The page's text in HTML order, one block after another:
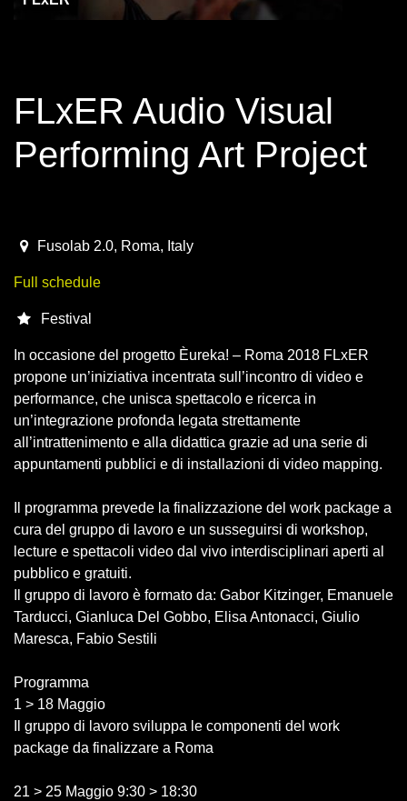
FLxER Audio Visual
Performing Art Project
2018-05-21T07:30:00.000Z|
Fusolab 2.0, Roma, Italy
Full schedule
Festival
In occasione del progetto Èureka! – Roma 2018 FLxER
propone un’iniziativa incentrata sull’incontro di video e
performance, che unisca spettacolo e ricerca in
un’integrazione profonda legata strettamente
all’intrattenimento e alla didattica grazie ad una serie di
appuntamenti pubblici e di installazioni di video mapping.
Il programma prevede la finalizzazione del work package a
cura del gruppo di lavoro e un susseguirsi di workshop,
lecture e spettacoli video dal vivo interdisciplinari aperti al
pubblico e gratuiti.
Il gruppo di lavoro è formato da: Gabor Kitzinger, Emanuele
Tarducci, Gianluca Del Gobbo, Elisa Antonacci, Giulio
Maresca, Fabio Sestili
Programma
1 > 18 Maggio
Il gruppo di lavoro sviluppa le componenti del work
package da finalizzare a Roma
21 > 25 Maggio 9:30 > 18:30